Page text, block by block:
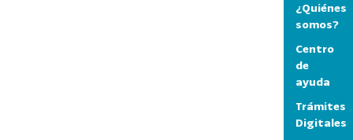
¿Quiénes
somos?
Centro
de
ayuda
Trámites
Digitales